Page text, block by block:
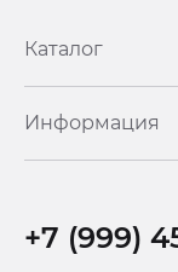
Каталог
Информация
+7 (999)